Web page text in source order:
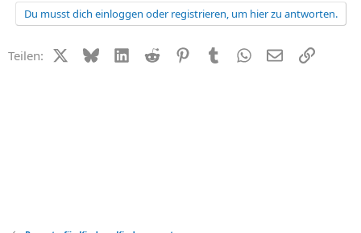
Du musst dich einloggen oder registrieren, um hier zu antworten.
Teilen: X (Twitter)
BlueskyLinkedIn
Reddit PinterestTumblr WhatsApp
E-MailLink